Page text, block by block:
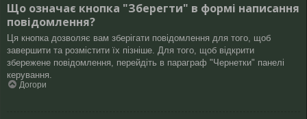
Що означає кнопка "Зберегти" в формі написання
повідомлення?
Ця кнопка дозволяє вам зберігати повідомлення для того, щоб
завершити та розмістити їх пізніше. Для того, щоб відкрити
збережене повідомлення, перейдіть в параграф "Чернетки" панелі
керування.
Догори